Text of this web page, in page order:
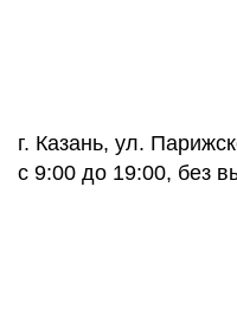
г. Казань, ул.
с 9:00 до 19:00, без